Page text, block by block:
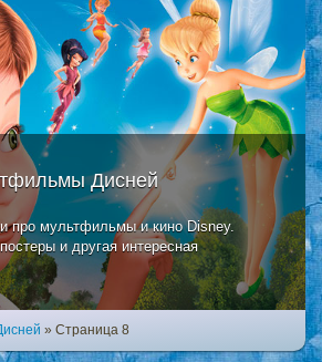
Дисней
про мультфильмы и кино Disney.
и другая интересная
» Страница 8